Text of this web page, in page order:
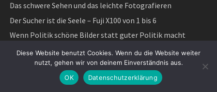
Das schwere Sehen und das leichte Fotografieren
Der Sucher ist die Seele – Fuji X100 von 1 bis 6
Wenn Politik schöne Bilder statt guter Politik macht
Ungerechtigkeit – alt und neu
Mit Leicalux unterwegs
Wahlkampf 2025
Diese Website benutzt Cookies. Wenn du die Website weiter
nutzt, gehen wir von deinem Einverständnis aus.
OK
Datenschutzerklärung